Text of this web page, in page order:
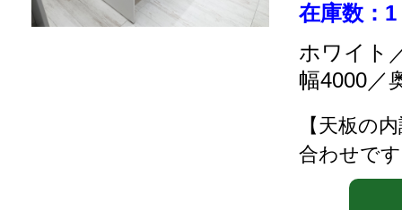
在庫数：1
ホワイト
幅4000／
【天板の
合わせで